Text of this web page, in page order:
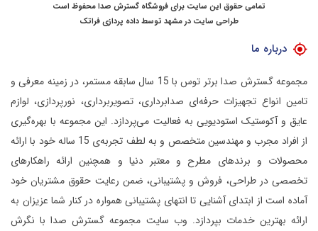
تمامی حقوق این سایت برای فروشگاه گسترش صدا محفوظ است
طراحی سایت در مشهد توسطداده پردازی فراتک
درباره ما
مجموعه گسترش صدا برتر توس با 15 سال سابقه مستمر، در زمینه معرفی و
تامین انواع تجهیزات حرفه‌ای صدابرداری، تصویربرداری، نورپردازی، لوازم
عایق و آکوستیک استودیویی به فعالیت می‌پردازد. این مجموعه با بهره‌گیری
از افراد مجرب و مهندسین متخصص و به لطف تجربه‌ی 15 ساله خود با ارائه
محصولات و برندهای مطرح و معتبر دنیا و همچنین ارائه راهکارهای
تخصصی در طراحی، فروش و پشتیبانی، ضمن رعایت حقوق مشتریان خود
آماده است از ابتدای آشنایی تا انتهای پشتیبانی همواره در کنار شما عزیزان به
ارائه بهترین خدمات بپردازد. وب سایت مجموعه گسترش صدا با نگرش